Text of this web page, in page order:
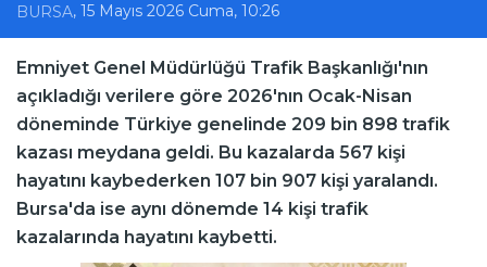
BURSA, 15 Mayıs 2026 Cuma, 10:26
Emniyet Genel Müdürlüğü Trafik Başkanlığı'nın
açıkladığı verilere göre 2026'nın Ocak-Nisan
döneminde Türkiye genelinde 209 bin 898 trafik
kazası meydana geldi. Bu kazalarda 567 kişi
hayatını kaybederken 107 bin 907 kişi yaralandı.
Bursa'da ise aynı dönemde 14 kişi trafik
kazalarında hayatını kaybetti.